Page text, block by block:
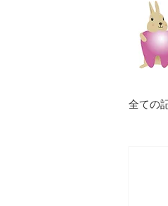
全ての